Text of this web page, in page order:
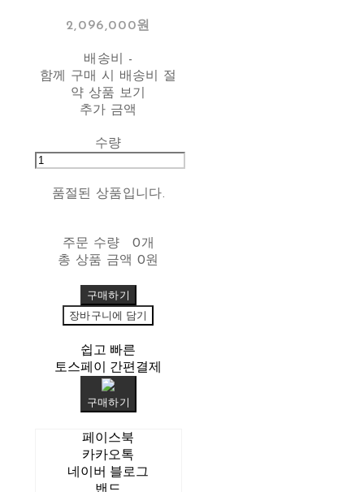
2,096,000원
배송비 -
함께 구매 시 배송비 절
약 상품 보기
추가 금액
수량
품절된 상품입니다.
주문 수량
0개
총 상품 금액 0원
구매하기
장바구니에 담기
쉽고 빠른
토스페이 간편결제
구매하기
페이스북
카카오톡
네이버 블로그
밴드